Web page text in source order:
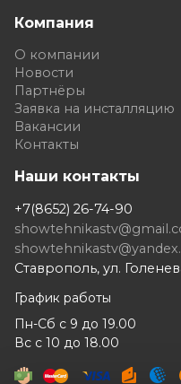
Компания
О компании
Новости
Партнёры
Заявка на инсталляцию
Вакансии
Контакты
Наши контакты
+7(8652) 26-74-90
Ставрополь, ул.
График работы
Пн-Сб с 9 до 19.00
Вс с 10 до 18.00